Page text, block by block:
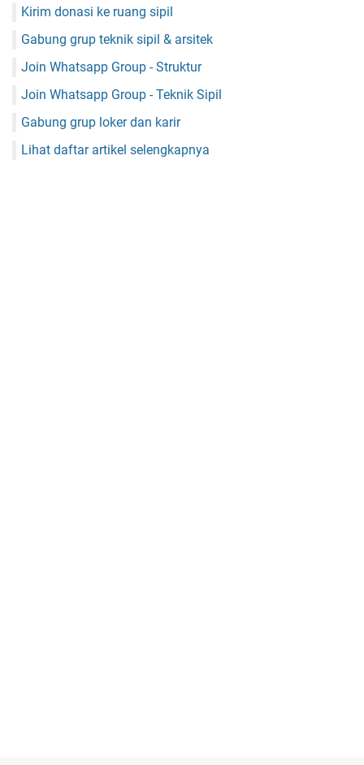
Kirim donasi ke ruang sipil
Gabung grup teknik sipil & arsitek
Join Whatsapp Group - Struktur
Join Whatsapp Group - Teknik Sipil
Gabung grup loker dan karir
Lihat daftar artikel selengkapnya